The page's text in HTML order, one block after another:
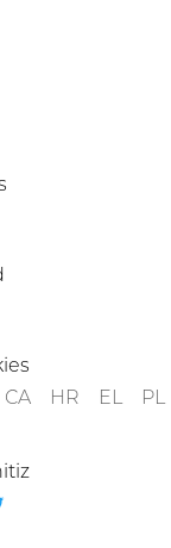
CA HR EL PL